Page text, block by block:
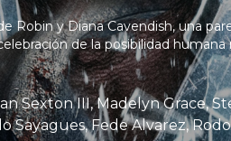
Robin y Diana Cavendish, una
de la posibilidad
Sayagues, Fede Alvarez,